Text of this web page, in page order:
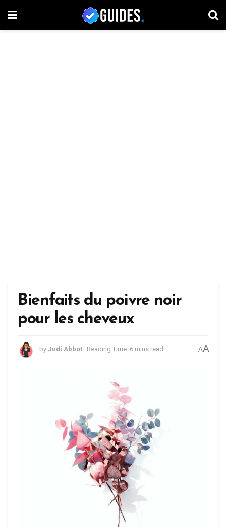
Bienfaits du poivre noir
pour les cheveux
by Judi Abbot Reading Time: 6 mins read AA